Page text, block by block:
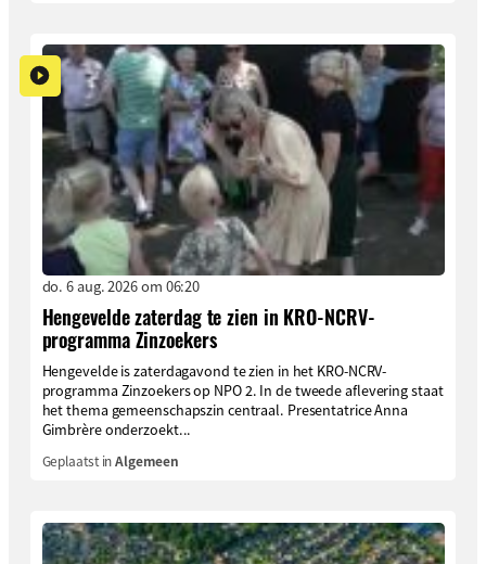
do. 6 aug. 2026 om 06:20
Hengevelde zaterdag te zien in KRO-NCRV-
programma Zinzoekers
Hengevelde is zaterdagavond te zien in het KRO-NCRV-
programma Zinzoekers op NPO 2. In de tweede aflevering staat
het thema gemeenschapszin centraal. Presentatrice Anna
Gimbrère onderzoekt...
Geplaatst inAlgemeen